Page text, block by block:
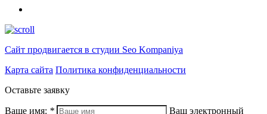
Сайт продвигается в студии Seo Kompaniya
Карта сайта Политика конфиденциальности
Оставьте заявку
Ваше имя: * Ваш электронный